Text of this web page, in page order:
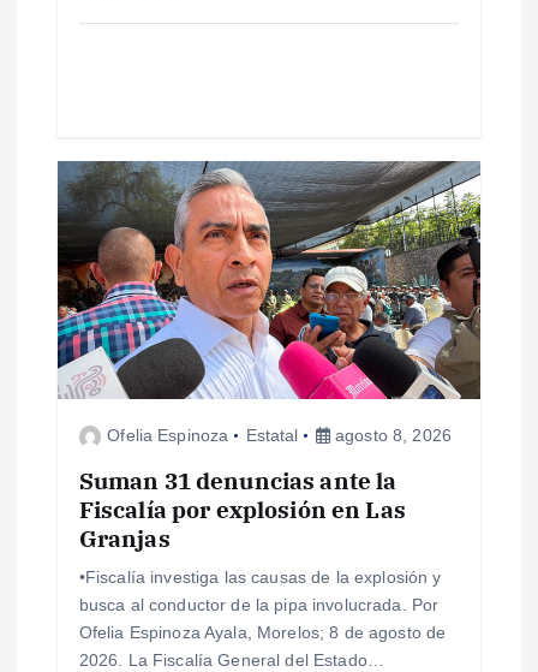
s
Ofelia Espinoza Estatal agosto 8, 2026
Suman 31 denuncias ante la
Fiscalía por explosión en Las
Granjas
•Fiscalía investiga las causas de la explosión y
busca al conductor de la pipa involucrada. Por
Ofelia Espinoza Ayala, Morelos; 8 de agosto de
2026. La Fiscalía General del Estado…